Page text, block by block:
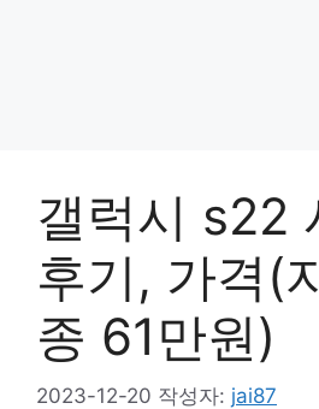
갤럭시 s22
후기, 가격(
종 61만원)
2023-12-20 작성자: jai87